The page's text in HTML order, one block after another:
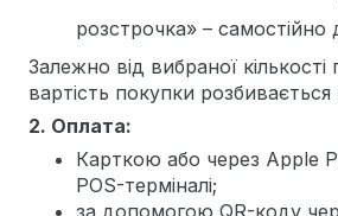
розстрочка» – самостійно
Залежно від вибраної кількості
вартість покупки розбивається
2. Оплата:
Карткою або через Apple
POS-терміналі;
за допомогою QR-коду